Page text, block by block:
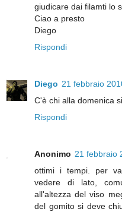
giudicare dai filamti lo
Ciao a presto
Diego
Rispondi
Diego 21 febbraio
C'è chi alla domenica
Rispondi
Anonimo 21 febbraio
ottimi i tempi. per
vedere di lato,
all'altezza del viso
del gomito si deve